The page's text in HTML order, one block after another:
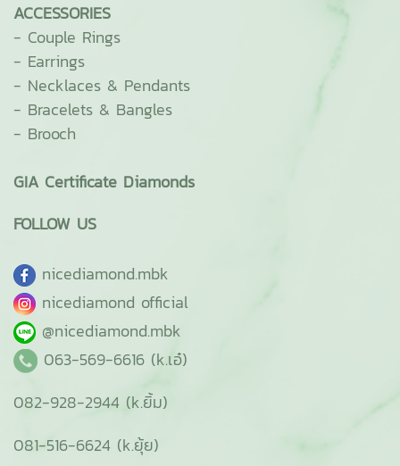
ACCESSORIES
- Couple Rings
- Earrings
- Necklaces & Pendants
- Bracelets & Bangles
- Brooch
GIA Certificate Diamonds
FOLLOW US
nicediamond.mbk
nicediamond official
@nicediamond.mbk
063-569-6616 (k.เอ๋)
082-928-2944 (k.ยิ้ม)
081-516-6624 (k.ยุ้ย)